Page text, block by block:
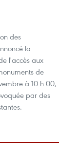
des
la
l'accès aux
de
à 10 h 00,
par des